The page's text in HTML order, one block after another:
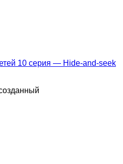
10 серия — Hide-and-seek